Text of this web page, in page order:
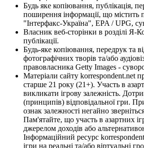
Будь яке копіювання, публікація,
поширення інформації, що містить
"Інтерфакс-Україна", EPA / UPG,
Власник веб-сторінки в розділі Я-
публікації.
Будь-яке копіювання, передрук та
фотографічних творів та/або
правовласника Getty Images -
Матеріали сайту korrespondent.net
старше 21 року (21+). Участь в
викликати ігрову залежність.
(принципів) відповідальної гри.
ознак залежності негайно
Пам'ятайте, що участь в азартних
джерелом доходів або
Інформаційний ресурс
ігри на реальні та/або віртуальні